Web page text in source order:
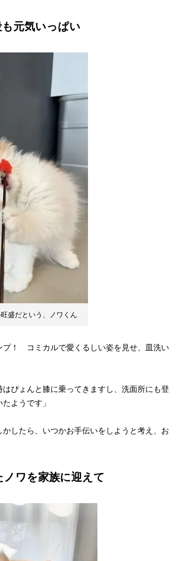
元気いっぱい
盛だという、ノワくん
！ コミカルで愛くるしい姿を見せ、皿洗い
ぴょんと膝に乗ってきますし、洗面所にも登
ようです」
したら、いつかお手伝いをしようと考え、お
ワを家族に迎えて